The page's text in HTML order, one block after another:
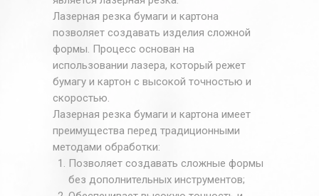
Лазерная резка бумаги и картона
позволяет создавать изделия сложной
формы. Процесс основан на
использовании лазера, который режет
бумагу и картон с высокой точностью и
скоростью.
Лазерная резка бумаги и картона имеет
преимущества перед традиционными
методами обработки:
Позволяет создавать сложные формы
без дополнительных инструментов;